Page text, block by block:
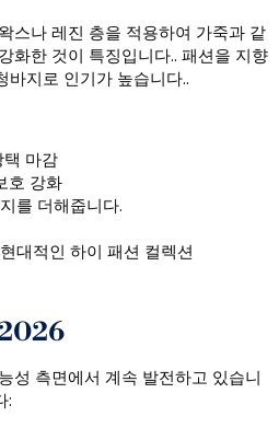
스나 레진 층을 적용하여 가죽과 같
화한 것이 특징입니다.. 패션을 지향
지로 인기가 높습니다..
마감
호 강화
를 더해줍니다.
대적인 하이 패션 컬렉션
성 측면에서 계속 발전하고 있습니
: